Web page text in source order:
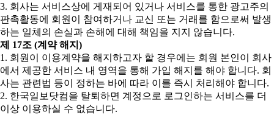
3. 회사는 서비스상에 게재되어 있거나 서비스를 통한 광고주의
판촉활동에 회원이 참여하거나 교신 또는 거래를 함으로써 발생
하는 일체의 손실과 손해에 대해 책임을 지지 않습니다.
제 17조 (계약 해지)
1. 회원이 이용계약을 해지하고자 할 경우에는 회원 본인이 회사
에서 제공한 서비스 내 영역을 통해 가입 해지를 해야 합니다. 회
사는 관련법 등이 정하는 바에 따라 이를 즉시 처리해야 합니다.
2. 한국일보닷컴을 탈퇴하면 계정으로 로그인하는 서비스를 더
이상 이용하실 수 없습니다.